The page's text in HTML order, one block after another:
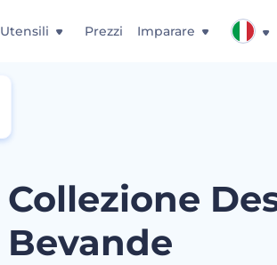
Utensili Prezzi Imparare
Collezione
Bevande